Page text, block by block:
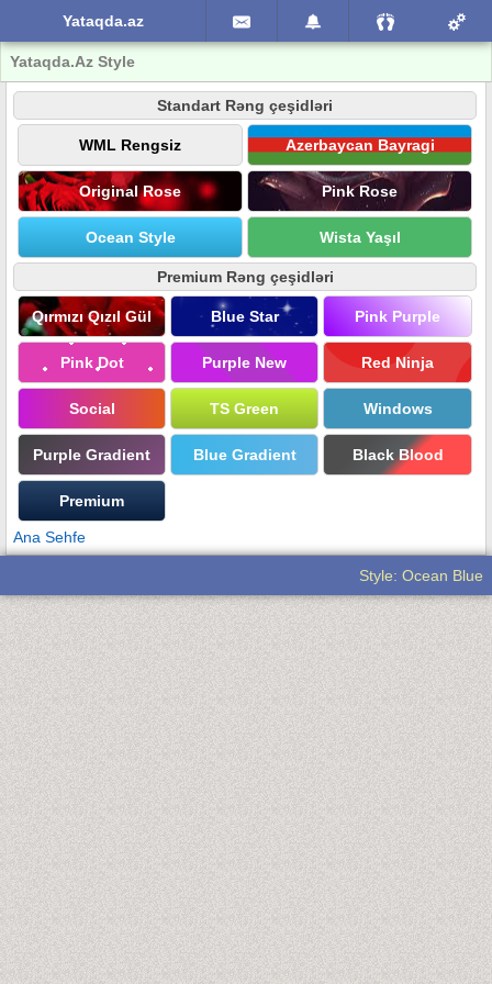
Yataqda.az
Yataqda.Az Style
Standart Rəng çeşidləri
WML Rengsiz Azerbaycan Bayragi
Original Rose Pink Rose
Ocean Style Wista Yaşıl
Premium Rəng çeşidləri
Qırmızı Qızıl Gül Blue Star Pink Purple
Pink Dot Purple New Red Ninja
Social TS Green Windows
Purple Gradient Blue Gradient Black Blood
Premium
Ana Sehfe
Style: Ocean Blue